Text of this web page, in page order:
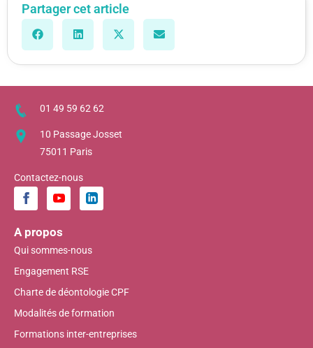
Partager cet article
01 49 59 62 62
10 Passage Josset
75011 Paris
Contactez-nous
A propos
Qui sommes-nous
Engagement RSE
Charte de déontologie CPF
Modalités de formation
Formations inter-entreprises